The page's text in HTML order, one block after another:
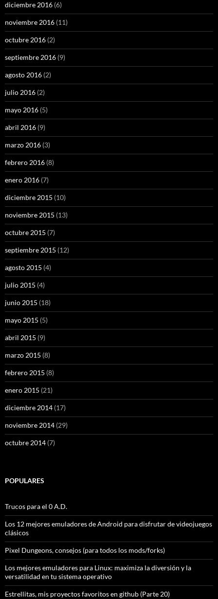
diciembre 2016 (6)
noviembre 2016 (11)
octubre 2016 (2)
septiembre 2016 (9)
agosto 2016 (2)
julio 2016 (2)
mayo 2016 (5)
abril 2016 (9)
marzo 2016 (3)
febrero 2016 (8)
enero 2016 (7)
diciembre 2015 (10)
noviembre 2015 (13)
octubre 2015 (7)
septiembre 2015 (12)
agosto 2015 (4)
julio 2015 (4)
junio 2015 (18)
mayo 2015 (5)
abril 2015 (9)
marzo 2015 (8)
febrero 2015 (8)
enero 2015 (21)
diciembre 2014 (17)
noviembre 2014 (29)
octubre 2014 (7)
POPULARES
Trucos para el 0 A.D.
Los 12 mejores emuladores de Android para disfrutar de videojuegos
clásicos
Pixel Dungeons, consejos (para todos los mods/forks)
Los mejores emuladores para Linux: maximiza la diversión y la
versatilidad en tu sistema operativo
Estrellitas, mis proyectos favoritos en github (Parte 20)